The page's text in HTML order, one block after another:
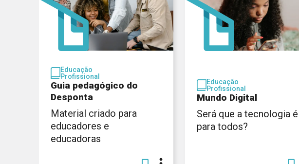
Educação
Profissional
Guia pedagógico do
Desponta
Material criado para
educadores e
educadoras
Educação
Profissional
Mundo Digital
Será que a tecnologia é
para todos?